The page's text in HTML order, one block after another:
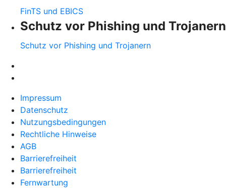
FinTS und EBICS
Schutz vor Phishing und Trojanern
Schutz vor Phishing und Trojanern
Impressum
Datenschutz
Nutzungsbedingungen
Rechtliche Hinweise
AGB
Barrierefreiheit
Barrierefreiheit
Fernwartung